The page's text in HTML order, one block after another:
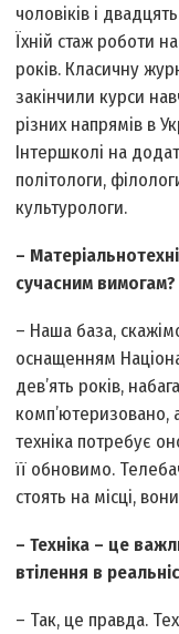
чоловіків і
Їхній стаж роботи
років. Класичну
закінчили курси
різних напрямів в
Інтершколі на
політологи,
культурологи.
–
сучасним вимогам?
– Наша база,
оснащенням
дев’ять років,
комп’ютеризовано,
техніка потребує
її обновимо.
стоять на місці,
– Техніка – це
втілення в
– Так, це правда.